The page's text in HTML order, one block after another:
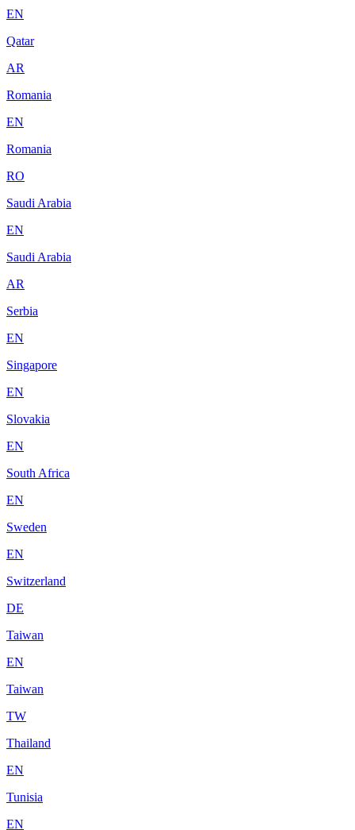
EN
Qatar
AR
Romania
EN
Romania
RO
Saudi Arabia
EN
Saudi Arabia
AR
Serbia
EN
Singapore
EN
Slovakia
EN
South Africa
EN
Sweden
EN
Switzerland
DE
Taiwan
EN
Taiwan
TW
Thailand
EN
Tunisia
EN